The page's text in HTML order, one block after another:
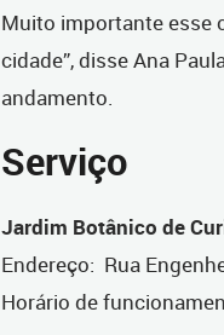
Muito importante esse
cidade”, disse Ana
andamento.
Serviço
Jardim Botânico de
Endereço: Rua
Horário de